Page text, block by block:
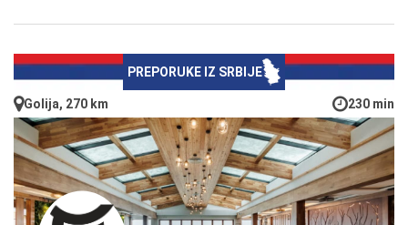
PREPORUKE IZ SRBIJE
Golija, 270 km 230 min